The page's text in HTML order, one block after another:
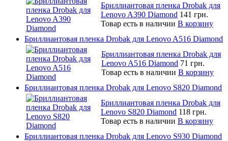
Бриллиантовая пленка Drobak для
Lenovo A390 Diamond 141 грн.
Товар есть в наличии В корзину
Бриллиантовая пленка Drobak для Lenovo A516 Diamond
Бриллиантовая пленка Drobak для
Lenovo A516 Diamond 71 грн.
Товар есть в наличии В корзину
Бриллиантовая пленка Drobak для Lenovo S820 Diamond
Бриллиантовая пленка Drobak для
Lenovo S820 Diamond 118 грн.
Товар есть в наличии В корзину
Бриллиантовая пленка Drobak для Lenovo S930 Diamond